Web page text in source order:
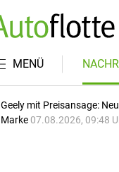
MENÜ
Geely mit Preisansage:
Marke 07.08.2026, 09:48